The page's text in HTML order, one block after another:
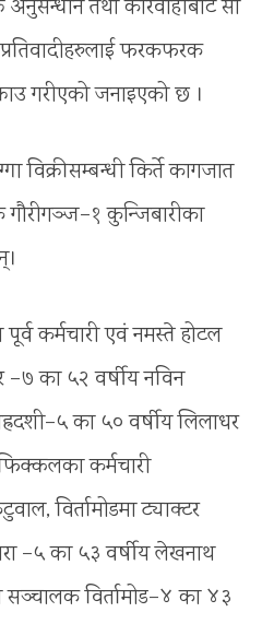
तथा कारवाहीबाट सो
फरकफरक
गरीएको जनाइएको छ ।
विक्रीसम्बन्धी किर्ते कागजात
गौरीगञ्ज–१ कुन्जिबारीका
पूर्व कर्मचारी एवं नमस्ते होटल
–७ का ५२ वर्षीय नविन
का ५० वर्षीय लिलाधर
कर्मचारी
विर्तामोडमा ट्याक्टर
–५ का ५३ वर्षीय लेखनाथ
विर्तामोड–४ का ४३